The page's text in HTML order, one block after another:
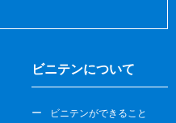
ビニテンについて
ビニテンができること